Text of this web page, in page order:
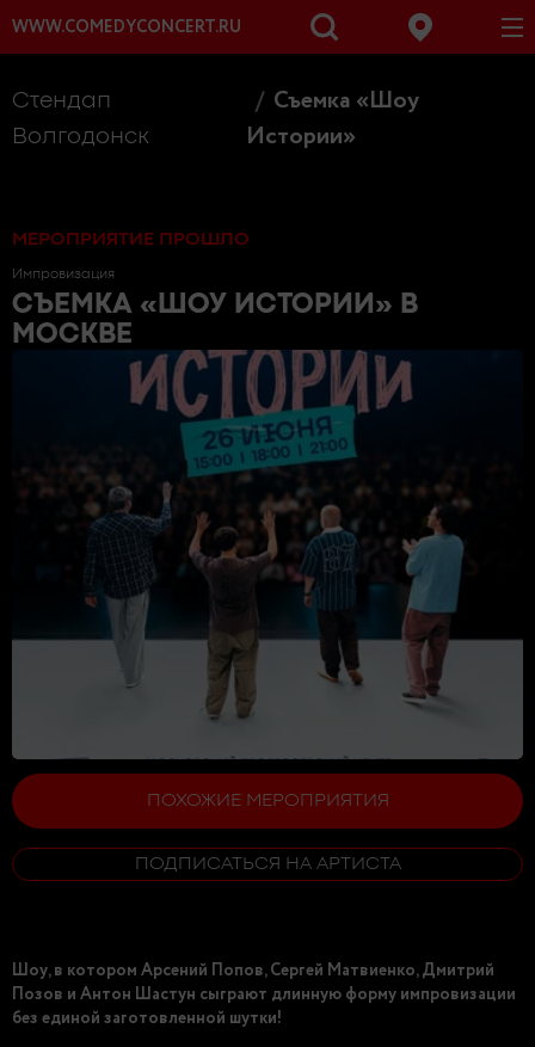
WWW.COMEDYCONCERT.RU
Стендап
Волгодонск
Съемка «Шоу
Истории»
МЕРОПРИЯТИЕ ПРОШЛО
Импровизация
СЪЕМКА «ШОУ ИСТОРИИ» В
МОСКВЕ
ПОХОЖИЕ МЕРОПРИЯТИЯ
ПОДПИСАТЬСЯ НА АРТИСТА
Шоу, в котором Арсений Попов, Сергей Матвиенко, Дмитрий
Позов и Антон Шастун сыграют длинную форму импровизации
без единой заготовленной шутки!